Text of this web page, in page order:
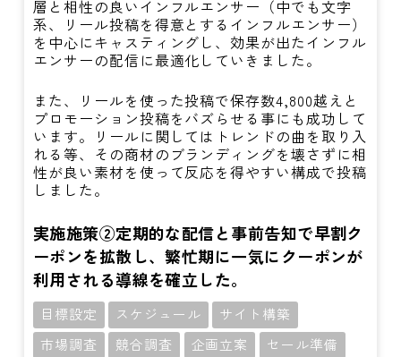
層と相性の良いインフルエンサー（中でも文字
系、リール投稿を得意とするインフルエンサー）
を中心にキャスティングし、効果が出たインフル
エンサーの配信に最適化していきました。
また、リールを使った投稿で保存数4,800越えと
プロモーション投稿をバズらせる事にも成功して
います。リールに関してはトレンドの曲を取り入
れる等、その商材のブランディングを壊さずに相
性が良い素材を使って反応を得やすい構成で投稿
しました。
実施施策②定期的な配信と事前告知で早割ク
ーポンを拡散し、繁忙期に一気にクーポンが
利用される導線を確立した。
目標設定 スケジュール
サイト構築
市場調査
競合調査 企画立案
セール準備